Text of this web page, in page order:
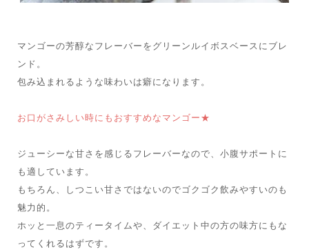
マンゴーの芳醇なフレーバーをグリーンルイボスベースにブレ
ンド。
包み込まれるような味わいは癖になります。
お口がさみしい時にもおすすめなマンゴー★
ジューシーな甘さを感じるフレーバーなので、小腹サポートに
も適しています。
もちろん、しつこい甘さではないのでゴクゴク飲みやすいのも
魅力的。
ホッと一息のティータイムや、ダイエット中の方の味方にもな
ってくれるはずです。